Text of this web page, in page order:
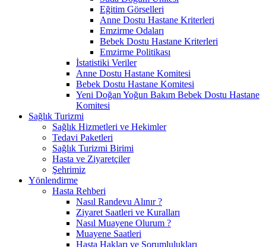
Eğitim Görselleri
Anne Dostu Hastane Kriterleri
Emzirme Odaları
Bebek Dostu Hastane Kriterleri
Emzirme Politikası
İstatistiki Veriler
Anne Dostu Hastane Komitesi
Bebek Dostu Hastane Komitesi
Yeni Doğan Yoğun Bakım Bebek Dostu Hastane
Komitesi
Sağlık Turizmi
Sağlık Hizmetleri ve Hekimler
Tedavi Paketleri
Sağlık Turizmi Birimi
Hasta ve Ziyaretçiler
Şehrimiz
Yönlendirme
Hasta Rehberi
Nasıl Randevu Alınır ?
Ziyaret Saatleri ve Kuralları
Nasıl Muayene Olurum ?
Muayene Saatleri
Hasta Hakları ve Sorumlulukları